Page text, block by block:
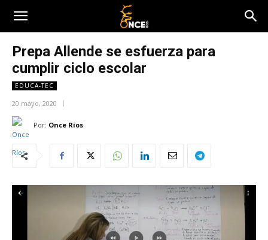
Prepa Allende se esfuerza para
cumplir ciclo escolar
EDUCA-TEC
20 mayo, 2020
Por: Once Ríos